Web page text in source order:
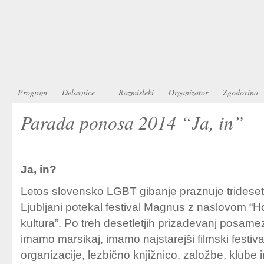
Program Delavnice Razmisleki Organizator Zgodovina
Parada ponosa 2014 “Ja, in”
Ja, in?
Letos slovensko LGBT gibanje praznuje
Ljubljani potekal festival Magnus z naslovom
kultura”. Po treh desetletjih prizadevanj
imamo marsikaj, imamo najstarejši filmski
organizacije, lezbično knjižnico, založbe, klube